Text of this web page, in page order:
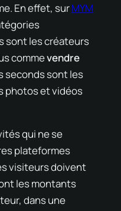
En effet, surMYM
sont les créateurs
commevendre
seconds sont les
photos et vidéos
qui ne se
plateformes
visiteurs doivent
les montants
dans une